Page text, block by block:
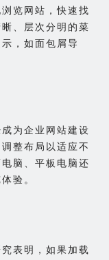
览网站，快速找
、层次分明的菜
，如面包屑导
为企业网站建设
整布局以适应不
脑、平板电脑还
验。
表明，如果加载